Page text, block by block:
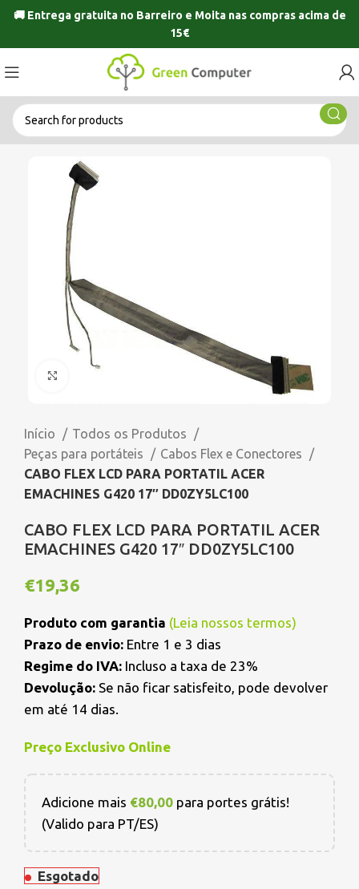
🚚 Entrega gratuita no Barreiro e Moitanas compras acima de
15€
Início
Todos os Produtos
Peças para portáteis
Cabos Flex e Conectores
CABO FLEX LCD PARA PORTATIL ACER
EMACHINES G420 17″ DD0ZY5LC100
CABO FLEX LCD PARA PORTATIL ACER
EMACHINES G420 17″ DD0ZY5LC100
€19,36
Produto com garantia (Leia nossos termos)
Prazo de envio: Entre 1 e 3 dias
Regime do IVA: Incluso a taxa de 23%
Devolução: Se não ficar satisfeito, pode devolver
em até 14 dias.
Preço Exclusivo Online
Adicione mais €80,00 para portes grátis!
(Valido para PT/ES)
Esgotado